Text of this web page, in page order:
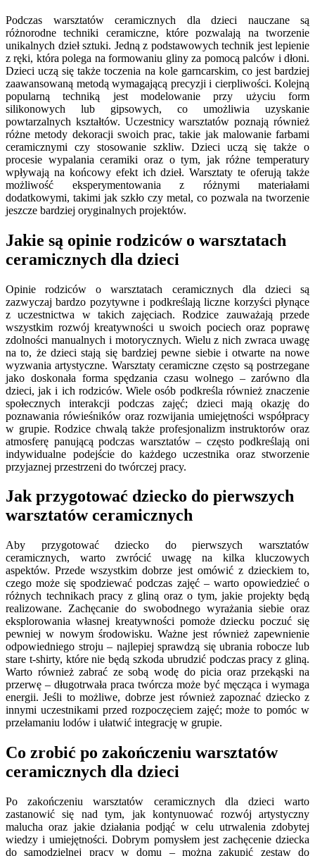
Podczas warsztatów ceramicznych dla dzieci nauczane są
różnorodne techniki ceramiczne, które pozwalają na tworzenie
unikalnych dzieł sztuki. Jedną z podstawowych technik jest lepienie
z ręki, która polega na formowaniu gliny za pomocą palców i dłoni.
Dzieci uczą się także toczenia na kole garncarskim, co jest bardziej
zaawansowaną metodą wymagającą precyzji i cierpliwości. Kolejną
popularną techniką jest modelowanie przy użyciu form
silikonowych lub gipsowych, co umożliwia uzyskanie
powtarzalnych kształtów. Uczestnicy warsztatów poznają również
różne metody dekoracji swoich prac, takie jak malowanie farbami
ceramicznymi czy stosowanie szkliw. Dzieci uczą się także o
procesie wypalania ceramiki oraz o tym, jak różne temperatury
wpływają na końcowy efekt ich dzieł. Warsztaty te oferują także
możliwość eksperymentowania z różnymi materiałami
dodatkowymi, takimi jak szkło czy metal, co pozwala na tworzenie
jeszcze bardziej oryginalnych projektów.
Jakie są opinie rodziców o warsztatach
ceramicznych dla dzieci
Opinie rodziców o warsztatach ceramicznych dla dzieci są
zazwyczaj bardzo pozytywne i podkreślają liczne korzyści płynące
z uczestnictwa w takich zajęciach. Rodzice zauważają przede
wszystkim rozwój kreatywności u swoich pociech oraz poprawę
zdolności manualnych i motorycznych. Wielu z nich zwraca uwagę
na to, że dzieci stają się bardziej pewne siebie i otwarte na nowe
wyzwania artystyczne. Warsztaty ceramiczne często są postrzegane
jako doskonała forma spędzania czasu wolnego – zarówno dla
dzieci, jak i ich rodziców. Wiele osób podkreśla również znaczenie
społecznych interakcji podczas zajęć; dzieci mają okazję do
poznawania rówieśników oraz rozwijania umiejętności współpracy
w grupie. Rodzice chwalą także profesjonalizm instruktorów oraz
atmosferę panującą podczas warsztatów – często podkreślają oni
indywidualne podejście do każdego uczestnika oraz stworzenie
przyjaznej przestrzeni do twórczej pracy.
Jak przygotować dziecko do pierwszych
warsztatów ceramicznych
Aby przygotować dziecko do pierwszych warsztatów
ceramicznych, warto zwrócić uwagę na kilka kluczowych
aspektów. Przede wszystkim dobrze jest omówić z dzieckiem to,
czego może się spodziewać podczas zajęć – warto opowiedzieć o
różnych technikach pracy z gliną oraz o tym, jakie projekty będą
realizowane. Zachęcanie do swobodnego wyrażania siebie oraz
eksplorowania własnej kreatywności pomoże dziecku poczuć się
pewniej w nowym środowisku. Ważne jest również zapewnienie
odpowiedniego stroju – najlepiej sprawdzą się ubrania robocze lub
stare t-shirty, które nie będą szkoda ubrudzić podczas pracy z gliną.
Warto również zabrać ze sobą wodę do picia oraz przekąski na
przerwę – długotrwała praca twórcza może być męcząca i wymaga
energii. Jeśli to możliwe, dobrze jest również zapoznać dziecko z
innymi uczestnikami przed rozpoczęciem zajęć; może to pomóc w
przełamaniu lodów i ułatwić integrację w grupie.
Co zrobić po zakończeniu warsztatów
ceramicznych dla dzieci
Po zakończeniu warsztatów ceramicznych dla dzieci warto
zastanowić się nad tym, jak kontynuować rozwój artystyczny
malucha oraz jakie działania podjąć w celu utrwalenia zdobytej
wiedzy i umiejętności. Dobrym pomysłem jest zachęcenie dziecka
do samodzielnej pracy w domu – można zakupić zestaw do